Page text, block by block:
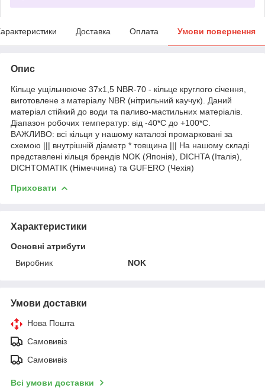
Доставка Оплата Умови повернення
Опис
Кільце ущільнююче 37х1,5 NBR-70 - кільце круглого січення,
виготовлене з матеріалу NBR (нітрильний каучук). Даний
матеріал стійкий до води та паливо-мастильних матеріалів.
Діапазон робочих температур: від -40*С до +100*С.
ВАЖЛИВО: всі кільця у нашому каталозі промарковані за
схемою ||| внутрішній діаметр * товщина ||| На нашому складі
представлені кільця брендів NOK (Японія), DICHTA (Італія),
DICHTOMATIK (Німеччина) та GUFERO (Чехія)
Приховати
Характеристики
Основні атрибути
Виробник
NOK
Умови доставки
Нова Пошта
Самовивіз
Самовивіз
Всі умови доставки